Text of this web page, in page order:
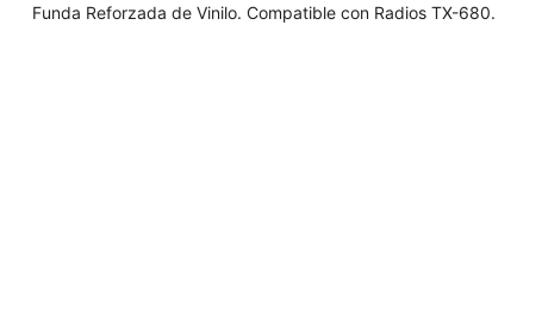
Funda Reforzada de Vinilo. Compatible con Radios TX-680.